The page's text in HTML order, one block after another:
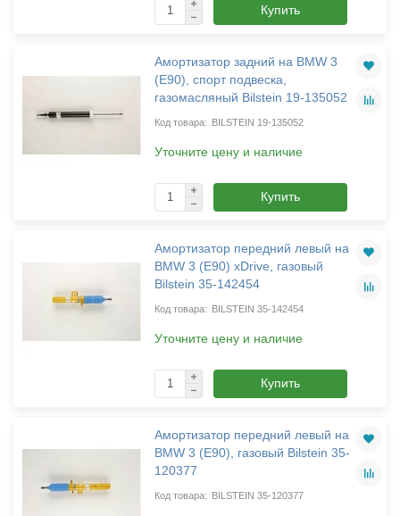
Купить
Амортизатор задний на BMW 3
(E90), спорт подвеска,
газомасляный Bilstein 19-135052
BILSTEIN 19-135052
Уточните цену и наличие
Купить
Амортизатор передний левый на
BMW 3 (E90) xDrive, газовый
Bilstein 35-142454
BILSTEIN 35-142454
Уточните цену и наличие
Купить
Амортизатор передний левый на
BMW 3 (E90), газовый Bilstein 35-
120377
BILSTEIN 35-120377